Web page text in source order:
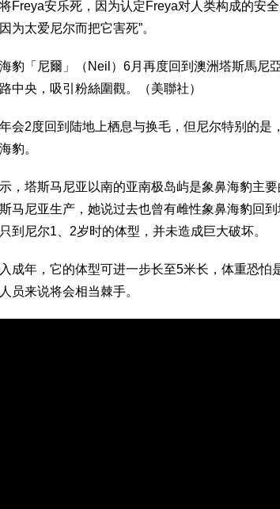
Freya安乐死，因为认定Freya对人类构成的安
为太爱尼尔而把它害死”。
会2度回到陆地上栖息与换毛，但尼尔特别的是
豹。
，塔斯马尼亚以南的亚南极岛屿是象鼻海豹主
马尼亚生产，她说过去也曾有雌性象鼻海豹回
到尼尔1、2岁时的体型，并未造成巨大破坏。
成年，它的体型可进一步长至5米长，体重恐怕
员来说将会相当棘手。